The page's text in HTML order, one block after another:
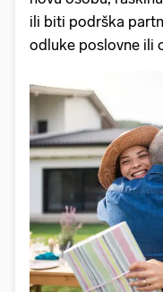
ili biti podrška
odluke poslovne ili